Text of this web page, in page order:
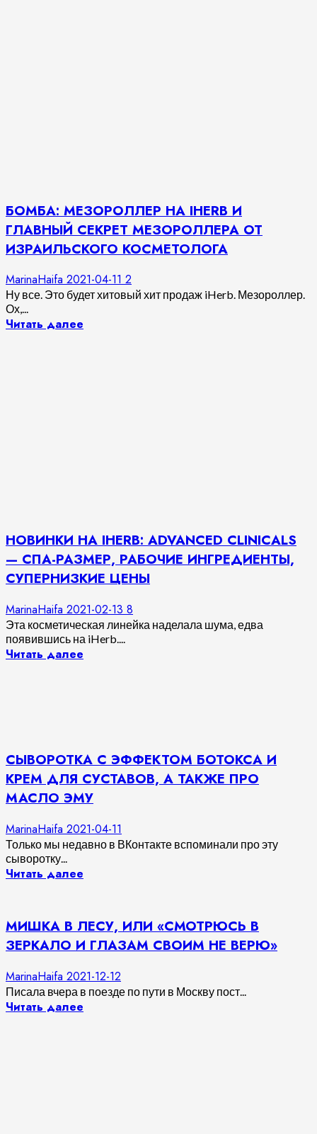
БОМБА: МЕЗОРОЛЛЕР НА IHERB И
ГЛАВНЫЙ СЕКРЕТ МЕЗОРОЛЛЕРА ОТ
ИЗРАИЛЬСКОГО КОСМЕТОЛОГА
MarinaHaifa 2021-04-11 2
Ну все. Это будет хитовый хит продаж iHerb. Мезороллер.
Ох,...
Читать далее
НОВИНКИ НА IHERB: ADVANCED CLINICALS
— СПА-РАЗМЕР, РАБОЧИЕ ИНГРЕДИЕНТЫ,
СУПЕРНИЗКИЕ ЦЕНЫ
MarinaHaifa 2021-02-13 8
Эта косметическая линейка наделала шума, едва
появившись на iHerb....
Читать далее
СЫВОРОТКА С ЭФФЕКТОМ БОТОКСА И
КРЕМ ДЛЯ СУСТАВОВ, А ТАКЖЕ ПРО
МАСЛО ЭМУ
MarinaHaifa 2021-04-11
Только мы недавно в ВКонтакте вспоминали про эту
сыворотку...
Читать далее
МИШКА В ЛЕСУ, ИЛИ «СМОТРЮСЬ В
ЗЕРКАЛО И ГЛАЗАМ СВОИМ НЕ ВЕРЮ»
MarinaHaifa 2021-12-12
Писала вчера в поезде по пути в Москву пост...
Читать далее